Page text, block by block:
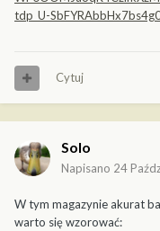
Cytuj
Solo
Napisano 24
W tym magazynie akurat
warto się wzorować: